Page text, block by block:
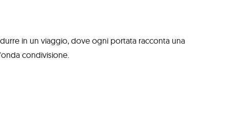
in un viaggio, dove ogni portata racconta una
condivisione.